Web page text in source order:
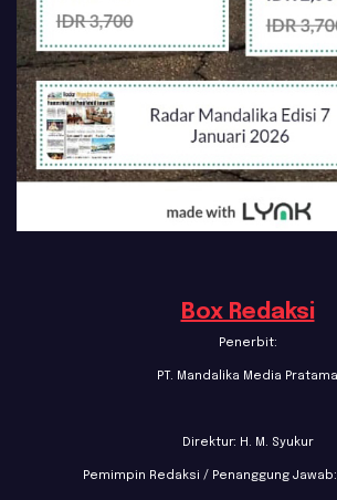
Box Redaksi
Penerbit:
PT. Mandalika Media Pratama
Direktur: H. M. Syukur
Pemimpin Redaksi / Penanggung